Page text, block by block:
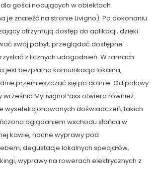
gości nocujących w obiektach
je znaleźć na stronie Livigno). Po dokonaniu
otrzymują dostęp do aplikacji, dzięki
swój pobyt, przeglądać dostępne
z licznych udogodnień. W ramach
jest bezpłatna komunikacja lokalna,
przemieszczać się po dolinie. Od połowy
MyLivignoPass otwiera również
wyselekcjonowanych doświadczeń, takich
oglądaniem wschodu słońca w
kawie, nocne wyprawy pod
degustacje lokalnych specjałów,
wyprawy na rowerach elektrycznych z